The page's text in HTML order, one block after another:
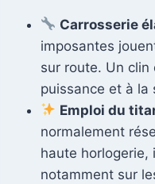
Carrosserie
imposantes
sur route. Un clin
puissance et à la
Emploi du
normalement
haute horlogerie,
notamment sur